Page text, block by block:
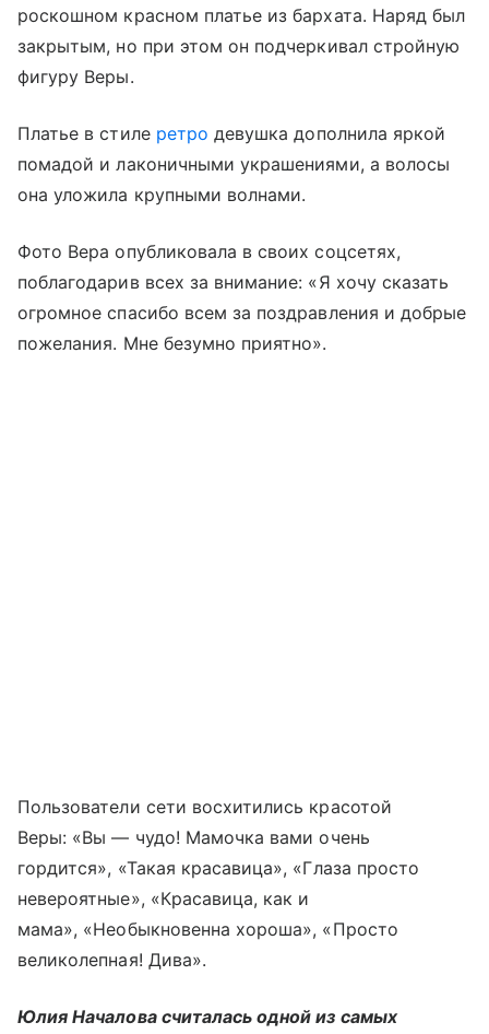
роскошном красном платье из бархата. Наряд был
закрытым, но при этом он подчеркивал стройную
фигуру Веры.
Платье в стиле ретро девушка дополнила яркой
помадой и лаконичными украшениями, а волосы
она уложила крупными волнами.
Фото Вера опубликовала в своих соцсетях,
поблагодарив всех за внимание: «Я хочу сказать
огромное спасибо всем за поздравления и добрые
пожелания. Мне безумно приятно».
Пользователи сети восхитились красотой
Веры: «Вы — чудо! Мамочка вами очень
гордится», «Такая красавица», «Глаза просто
невероятные», «Красавица, как и
мама», «Необыкновенна хороша», «Просто
великолепная! Дива».
Юлия Началова считалась одной из самых